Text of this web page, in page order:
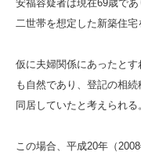
安福容疑者は現在69歳で
二世帯を想定した新築住
仮に夫婦関係にあったと
も自然であり、登記の相
同居していたと考えられる
この場合、平成20年（